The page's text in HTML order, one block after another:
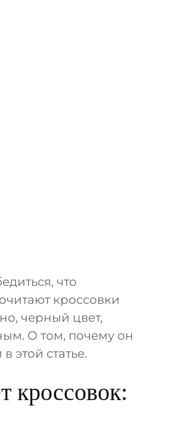
что
кроссовки
черный цвет,
О том, почему он
этой статье.
кроссовок: